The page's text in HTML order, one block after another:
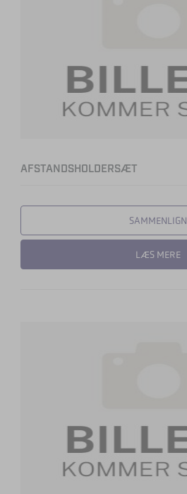
AFSTANDSHOLDERSÆT
SAMMENLIGN
LÆS MERE